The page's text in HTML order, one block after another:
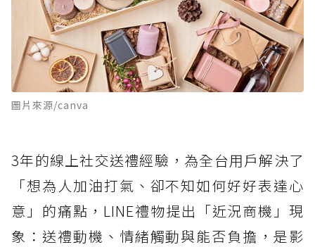
圖片來源/canva
3年的線上社交送禮經驗，為全台用戶解決了
「想為人加油打氣、卻不知如何好好表達心
意」的痛點，LINE禮物提出「近況商機」現
象：送禮動機、情緒觸動與能否負擔，是影